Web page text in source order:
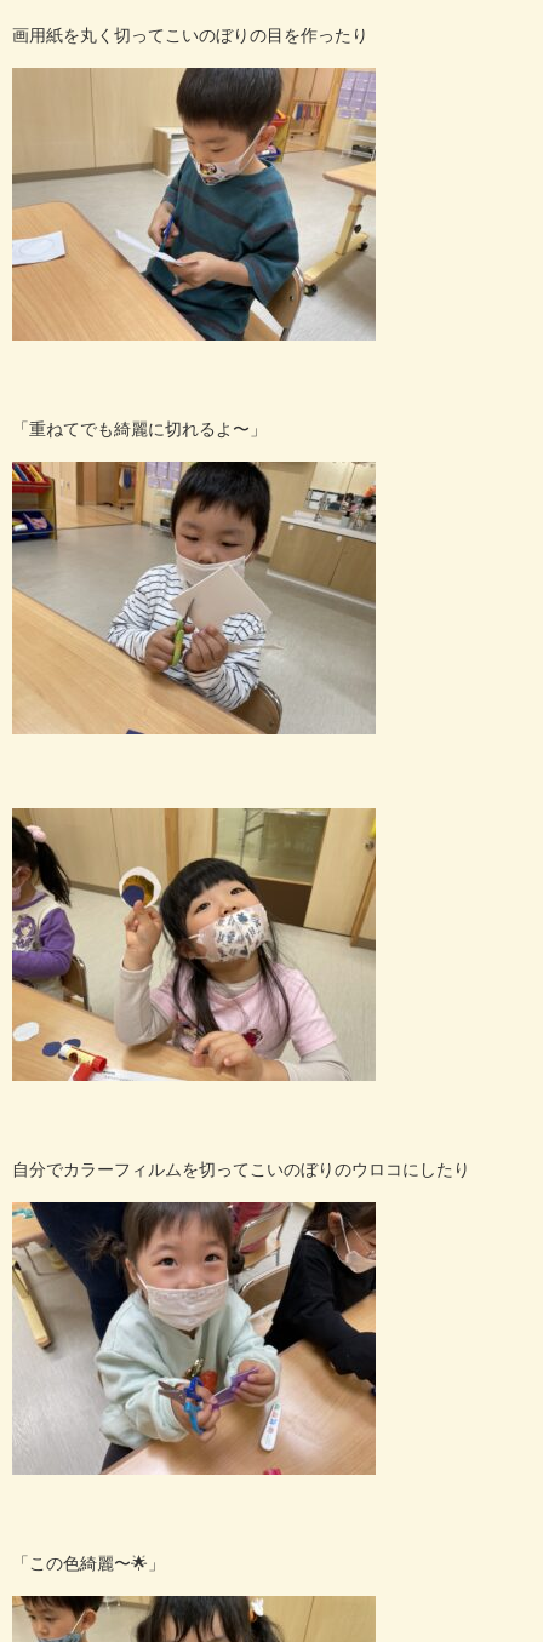
画用紙を丸く切ってこいのぼりの目を作ったり
「重ねてでも綺麗に切れるよ〜」
自分でカラーフィルムを切ってこいのぼりのウロコにしたり
「この色綺麗〜🌟 」